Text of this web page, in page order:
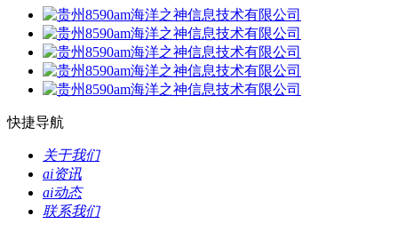
快捷导航
关于我们
ai资讯
ai动态
联系我们